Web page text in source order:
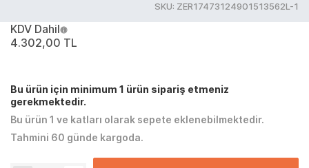
SKU: ZER17473124901513562L-1
KDV Dahil
4.302,00 TL
Bu ürün için minimum 1 ürün sipariş etmeniz
gerekmektedir.
Bu ürün 1 ve katları olarak sepete eklenebilmektedir.
Tahmini 60 günde kargoda.